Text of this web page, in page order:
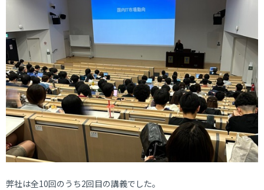
弊社は全10回のうち2回目の講義でした。